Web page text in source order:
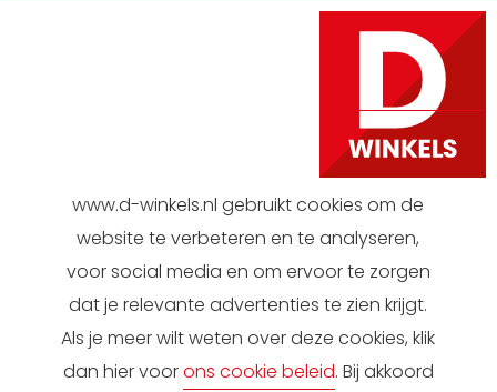
Contact
0252 258 558
© Copyright 2026 D-Winkels B.V.
www.d-winkels.nl gebruikt cookies om de
website te verbeteren en te analyseren,
voor social media en om ervoor te zorgen
dat je relevante advertenties te zien krijgt.
Als je meer wilt weten over deze cookies, klik
dan hier voorons cookie beleid. Bij akkoord